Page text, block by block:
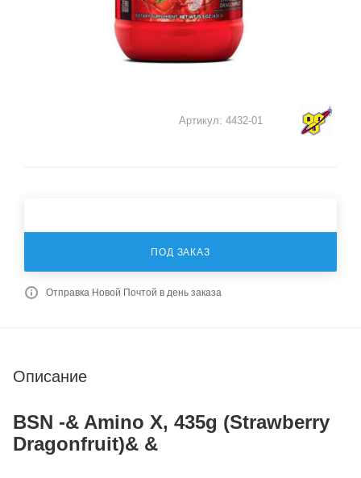
Артикул: 4432-01
ПОД ЗАКАЗ
Отправка Новой Почтой в день заказа
Описание
BSN -& Amino X, 435g (Strawberry
Dragonfruit)& &